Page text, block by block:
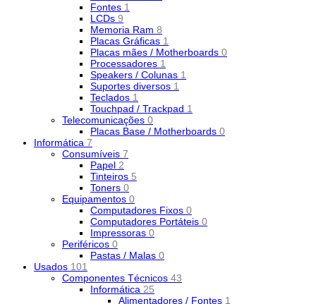
Fontes 1
LCDs 9
Memoria Ram 8
Placas Gráficas 1
Placas mães / Motherboards 0
Processadores 1
Speakers / Colunas 1
Suportes diversos 1
Teclados 1
Touchpad / Trackpad 1
Telecomunicações 0
Placas Base / Motherboards 0
Informática 7
Consumíveis 7
Papel 2
Tinteiros 5
Toners 0
Equipamentos 0
Computadores Fixos 0
Computadores Portáteis 0
Impressoras 0
Periféricos 0
Pastas / Malas 0
Usados 101
Componentes Técnicos 43
Informática 25
Alimentadores / Fontes 1